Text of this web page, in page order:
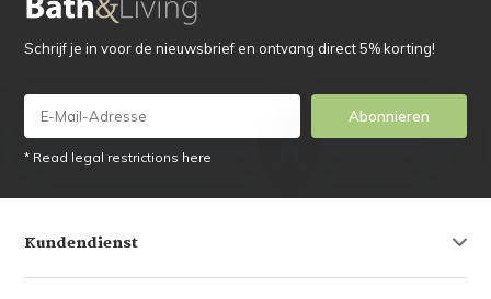
Schrijf je in voor de nieuwsbrief en ontvang direct 5% korting!
Abonnieren
* Read legal restrictions here
Kundendienst